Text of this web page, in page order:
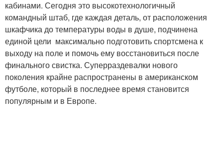
кабинами. Сегодня это высокотехнологичный
командный штаб, где каждая деталь, от расположения
шкафчика до температуры воды в душе, подчинена
единой цели максимально подготовить спортсмена к
выходу на поле и помочь ему восстановиться после
финального свистка. Суперраздевалки нового
поколения крайне распространены в американском
футболе, который в последнее время становится
популярным и в Европе.